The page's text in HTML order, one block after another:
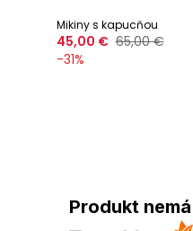
Mikiny s kapucňou
45,00 € 65,00 €
-31%
Produkt